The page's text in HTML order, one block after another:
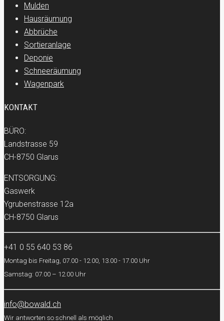
Mulden
Hausräumung
Abbrüche
Sortieranlage
Deponie
Schneeräumung
Wagenpark
KONTAKT
BÜRO:
Landstrasse 59
CH-8750 Glarus
ENTSORGUNG:
Gaswerk
Ygrubenstrasse 12a
CH-8750 Glarus
+41 0 55 640 53 86
Montag bis Freitag, 07.00 - 12.00, 13.00 - 17.00 Uhr
Samstag: 07.00 – 12.00 Uhr
info@bowald.ch
Wir antworten so schnell als möglich